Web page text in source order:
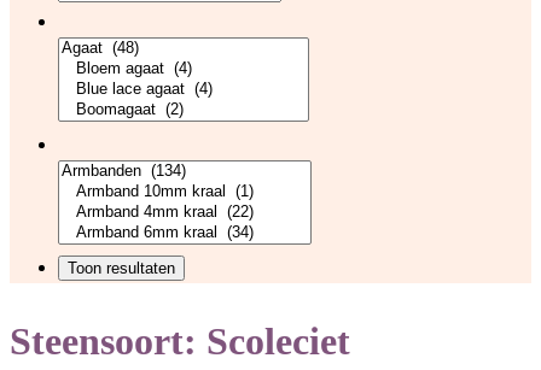
Steensoort: Scoleciet